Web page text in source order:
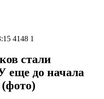
4148 1
стали
еще до начала